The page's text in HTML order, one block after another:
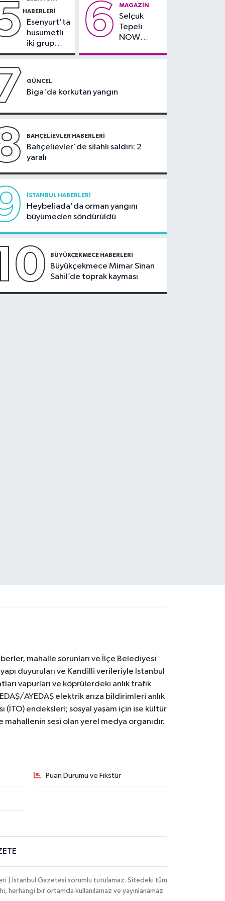
yapan tanker, Yalova
Demirleme Sahası'na
alındı
bazı yollar
kapatılacak
teslim
alındı
HABERLERI
Esenyurt'ta
husumetli
iki grup
arasında
6 MAGAZIN
Selçuk
Tepeli
NOW
GÜNCEL
Biga'da korkutan yangın
BAHÇELIEVLER HABERLERI
Bahçelievler'de silahlı saldırı: 2
yaralı
İSTANBUL HABERLERI
Heybeliada'da orman yangını
büyümeden söndürüldü
BÜYÜKÇEKMECE HABERLERI
Büyükçekmece Mimar Sinan
Sahil’de toprak kayması
mahalle sorunları ve İlçe Belediyesi
duyuruları ve Kandilli verileriyle İstanbul
vapurları ve köprülerdeki anlık trafik
AYEDAŞ elektrik arıza bildirimleri anlık
(İTO) endeksleri; sosyal yaşam için ise kültür
sesi olan yerel medya organıdır.
Puan Durumu ve Fikstür
| İstanbul Gazetesi sorumlu tutulamaz. Sitedeki tüm
herhangi bir ortamda kullanılamaz ve yayınlanamaz